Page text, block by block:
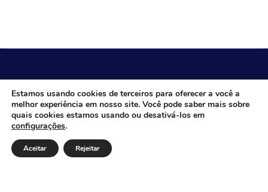
CÂMARA MUNICIPAL DE ITACARAMBI - MG
Endereço: Av. Juca Nascimento, n.º 240, Nossa Senhora
de Fátima, Itacarambi/MG – CEP: 39470-000 Email:
Telefone: Horário de Funcionamento: De segunda-à
Estamos usando cookies de terceiros para oferecer a você a
melhor experiência em nosso site. Você pode saber mais sobre
quais cookies estamos usando ou desativá-los em
configurações.
Aceitar Rejeitar